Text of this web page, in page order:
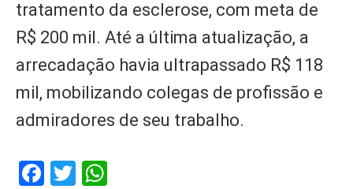
tratamento da esclerose, com meta de
R$ 200 mil. Até a última atualização, a
arrecadação havia ultrapassado R$ 118
mil, mobilizando colegas de profissão e
admiradores de seu trabalho.
Facebook
Twitter